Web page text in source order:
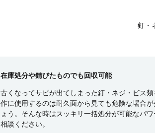
釘・
在庫処分や錆びたものでも回収可能
古くなってサビが出てしまった釘・ネジ・ビス類
作に使用するのは耐久面から見ても危険な場合が
ょう。そんな時はスッキリ一括処分が可能なパ
相談ください。